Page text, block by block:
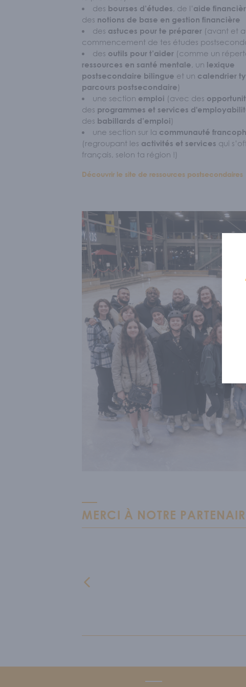
Sécurité
Nos
des bourses d’études, de l’aide
des notions de base en gestion financière
des astuces pour te préparer (avant et
commencement de tes études
des outils pour t’aider (comme un
ressources en santé mentale, un lexique
postsecondaire bilingue et un calendrier
parcours postsecondaire)
une section emploi (avec des
des programmes et services
des babillards d’emploi)
une section sur la communauté
(regroupant les activités et services qui
français, selon ta région !)
Découvrir le site de ressources postsecondaires
MERCI À NOTRE